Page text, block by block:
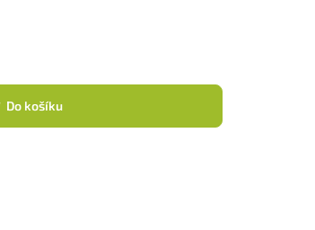
Do košíku